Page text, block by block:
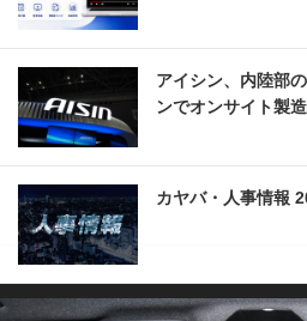
アイシン、内陸部
ンでオンサイト製
カヤバ・人事情報